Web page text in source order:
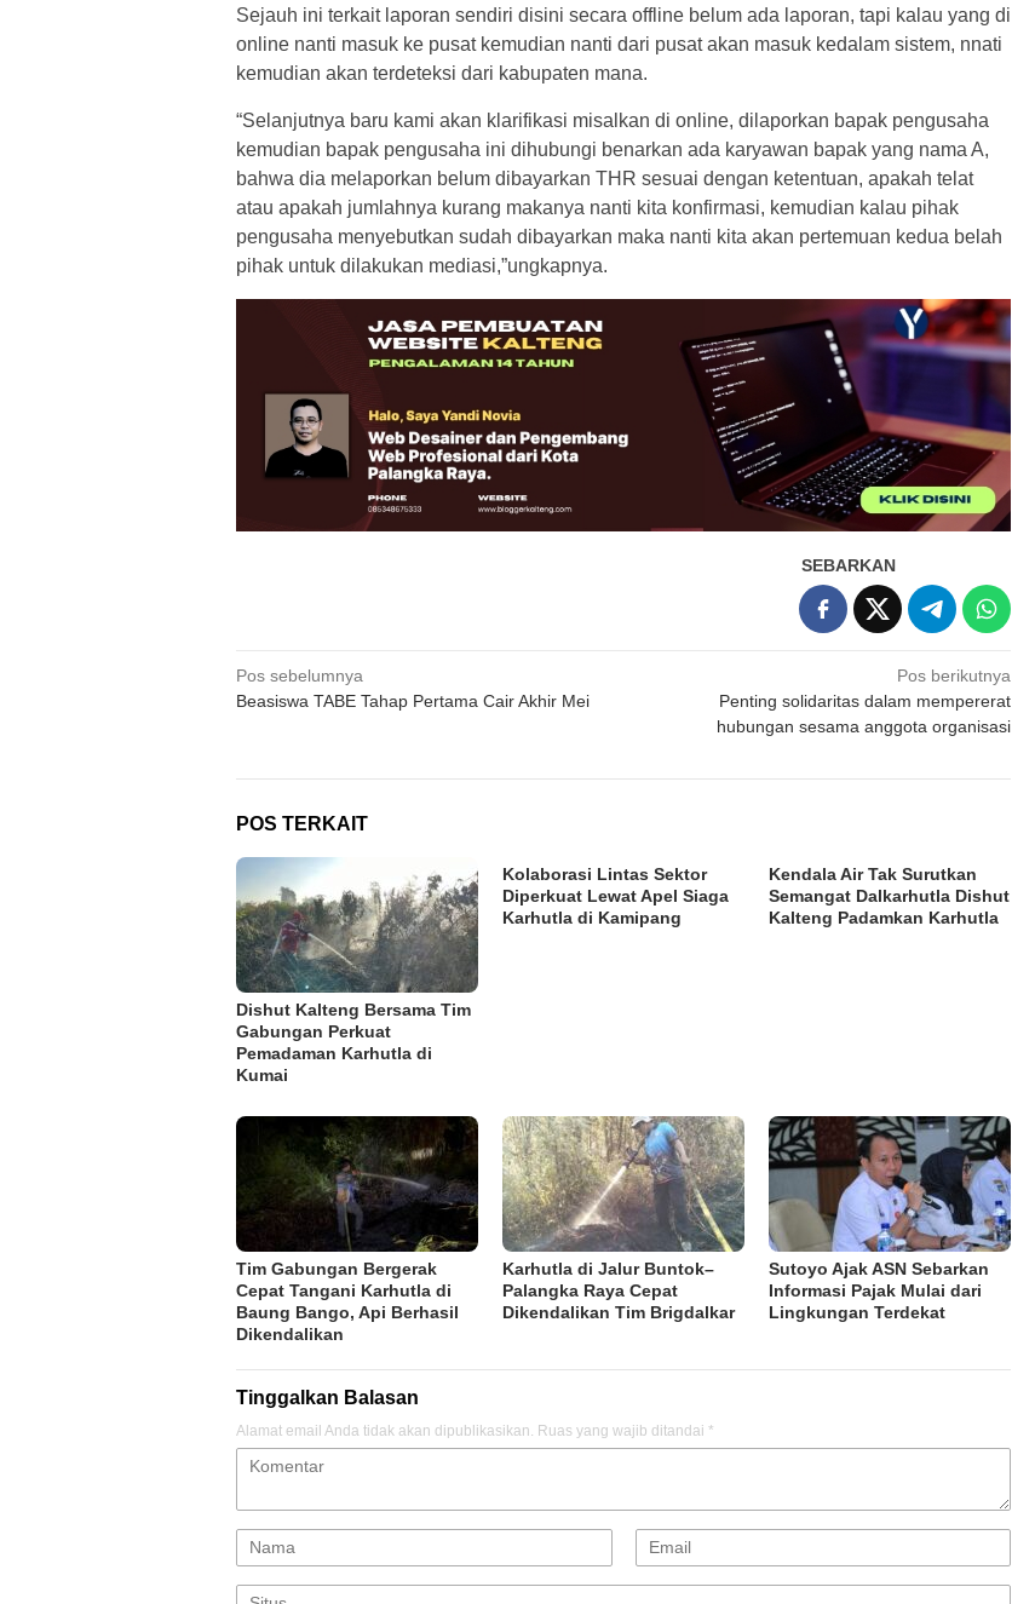
Sejauh ini terkait laporan sendiri disini secara offline belum ada laporan, tapi kalau yang di
online nanti masuk ke pusat kemudian nanti dari pusat akan masuk kedalam sistem, nnati
kemudian akan terdeteksi dari kabupaten mana.
“Selanjutnya baru kami akan klarifikasi misalkan di online, dilaporkan bapak pengusaha
kemudian bapak pengusaha ini dihubungi benarkan ada karyawan bapak yang nama A,
bahwa dia melaporkan belum dibayarkan THR sesuai dengan ketentuan, apakah telat
atau apakah jumlahnya kurang makanya nanti kita konfirmasi, kemudian kalau pihak
pengusaha menyebutkan sudah dibayarkan maka nanti kita akan pertemuan kedua belah
pihak untuk dilakukan mediasi,”ungkapnya.
SEBARKAN
Navigasi
pos
Pos sebelumnya
Beasiswa TABE Tahap Pertama Cair Akhir Mei
Pos berikutnya
Penting solidaritas dalam mempererat
hubungan sesama anggota organisasi
POS TERKAIT
Dishut Kalteng Bersama Tim
Gabungan Perkuat
Pemadaman Karhutla di
Kumai
Kolaborasi Lintas Sektor
Diperkuat Lewat Apel Siaga
Karhutla di Kamipang
Kendala Air Tak Surutkan
Semangat Dalkarhutla Dishut
Kalteng Padamkan Karhutla
Tim Gabungan Bergerak
Cepat Tangani Karhutla di
Baung Bango, Api Berhasil
Dikendalikan
Karhutla di Jalur Buntok–
Palangka Raya Cepat
Dikendalikan Tim Brigdalkar
Sutoyo Ajak ASN Sebarkan
Informasi Pajak Mulai dari
Lingkungan Terdekat
Tinggalkan Balasan
Alamat email Anda tidak akan dipublikasikan. Ruas yang wajib ditandai *